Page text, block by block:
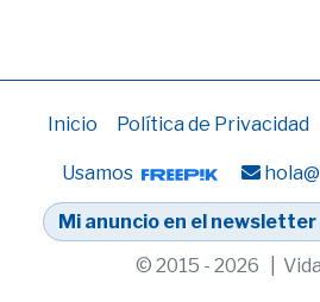
Inicio Política de Privacidad
Usamos
Mi anuncio en el
© 2015 - 2026 |